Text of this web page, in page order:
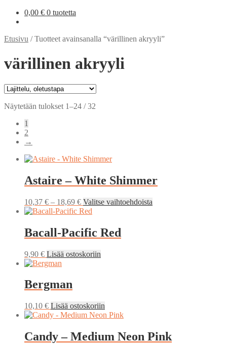
0,00 € 0 tuotetta
Etusivu /Tuotteet avainsanalla “värillinen akryyli”
värillinen akryyli
Näytetään tulokset 1–24 / 32
1
2
→
Astaire – White Shimmer
10,37 € – 18,69 €Hintaluokka:
10,37 €
18,69 €
Valitse vaihtoehdoista
Bacall-Pacific Red
9,90 € Lisää ostoskoriin
Bergman
10,10 € Lisää ostoskoriin
Candy – Medium Neon Pink